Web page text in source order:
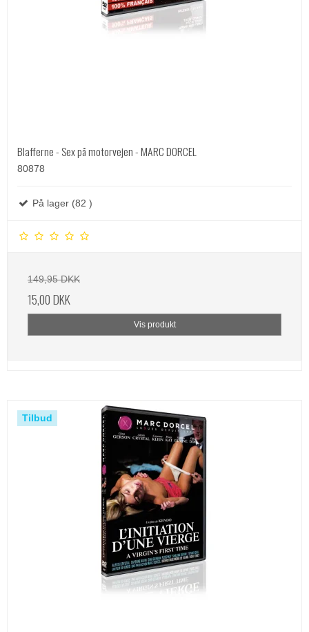
Blafferne - Sex på motorvejen - MARC DORCEL
80878
På lager (82 )
149,95 DKK
15,00 DKK
Vis produkt
Tilbud